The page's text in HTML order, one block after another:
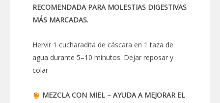
RECOMENDADA PARA MOLESTIAS DIGESTIVAS
MÁS MARCADAS.
Hervir 1 cucharadita de cáscara en 1 taza de
agua durante 5–10 minutos. Dejar reposar y
colar
MEZCLA CON MIEL – AYUDA A MEJORAR EL